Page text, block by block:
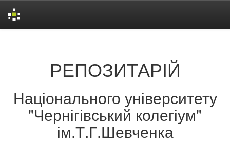
РЕПОЗИТАРІЙ
Національного університету
"Чернігівський колегіум"
ім.Т.Г.Шевченка